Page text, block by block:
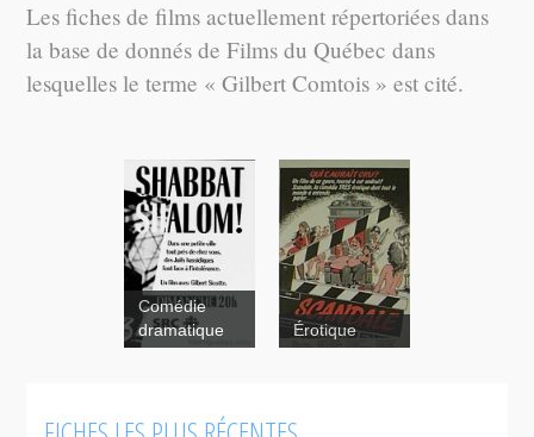
Les fiches de films actuellement répertoriées dans
la base de donnés de Films du Québec dans
lesquelles le terme « Gilbert Comtois » est cité.
Comédie
dramatique
Érotique